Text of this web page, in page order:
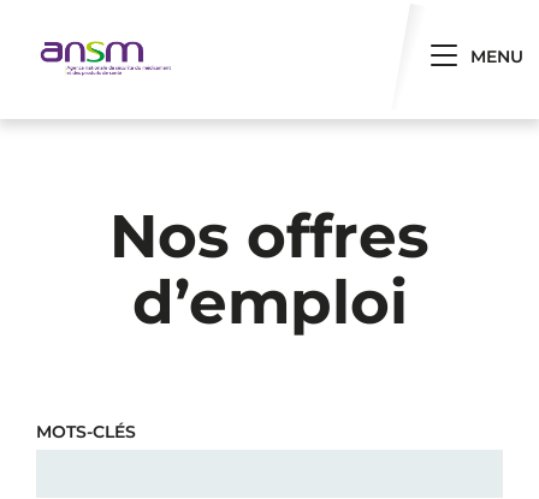
Toggle
MENU
Nos offres
d’emploi
MOTS-CLÉS